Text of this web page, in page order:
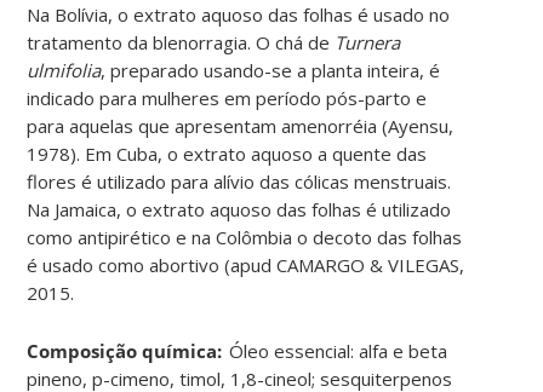
Na Bolívia, o extrato aquoso das folhas é usado no
tratamento da blenorragia. O chá de Turnera
ulmifolia, preparado usando-se a planta inteira, é
indicado para mulheres em período pós-parto e
para aquelas que apresentam amenorréia (Ayensu,
1978). Em Cuba, o extrato aquoso a quente das
flores é utilizado para alívio das cólicas menstruais.
Na Jamaica, o extrato aquoso das folhas é utilizado
como antipirético e na Colômbia o decoto das folhas
é usado como abortivo (apud CAMARGO & VILEGAS,
2015.
Composição química: Óleo essencial: alfa e beta
pineno, p-cimeno, timol, 1,8-cineol; sesquiterpenos